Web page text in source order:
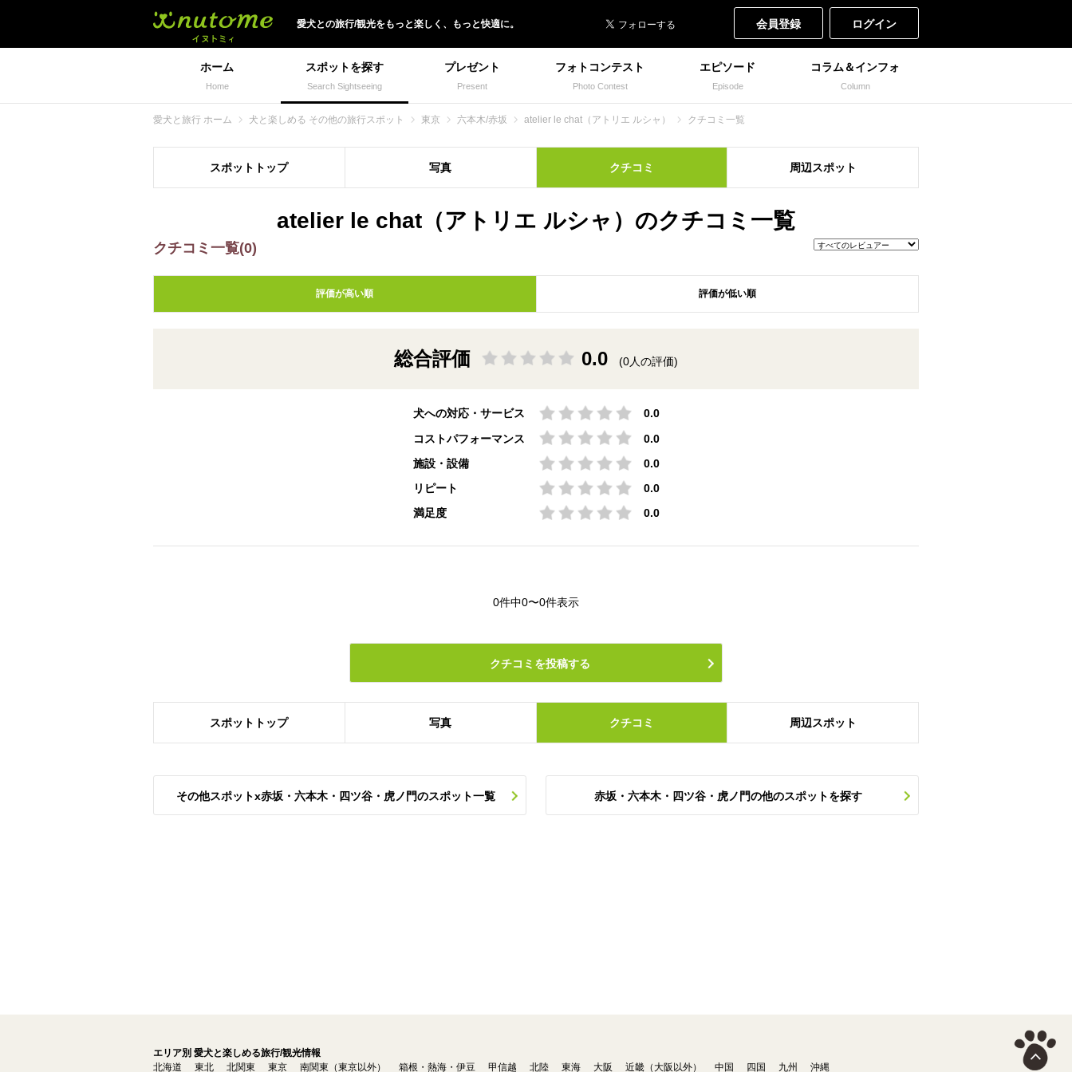
愛犬との旅行/観光をもっと楽しく、 もっと快適に。 会員登録 ログイン
ホーム
Home
スポットを探す
Search Sightseeing
プレゼント
Present
フォトコンテスト
Photo Contest
エピソード
Episode
コラム＆インフォ
Column
愛犬と旅行 ホーム 犬と楽しめる その他の旅行スポット 東京 六本木/赤坂 atelier le chat（アトリエ ルシャ） クチコミ一覧
スポット トップ 写真 クチコミ 周辺 スポット
atelier le chat（アトリエ ルシャ）のクチコミ一覧
クチコミ一覧(0)
評価が高い順 評価が低い順
総合評価 0.0 (0人の評価)
犬への対応・サービス
0.0
コストパフォーマンス
0.0
施設・設備
0.0
リピート
0.0
満足度
0.0
0件中0〜0件表示
クチコミを投稿する
スポット トップ 写真 クチコミ 周辺スポット
その他スポットx赤坂・六本木・四ツ谷・虎ノ門のスポット一覧 赤坂・六本木・四ツ谷・虎ノ門の他のスポットを探す
エリア別 愛犬と楽しめる旅行/観光情報
北海道
東北 北関東 東京 南関東（東京以外） 箱根・熱海・伊豆 甲信越 北陸 東海 大阪 近畿（大阪以外） 中国 四国 九州 沖縄